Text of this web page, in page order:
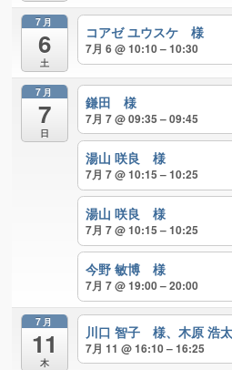
7月
6
土
コアゼ ユウスケ 様
7月 6 @ 10:10 – 10:30
7月
7
日
鎌田 様
7月 7 @ 09:35 – 09:45
湯山 咲良 様
7月 7 @ 10:15 – 10:25
湯山 咲良 様
7月 7 @ 10:15 – 10:25
今野 敏博 様
7月 7 @ 19:00 – 20:00
7月
11
木
川口 智子 様、木原 浩
7月 11 @ 16:10 – 16:25